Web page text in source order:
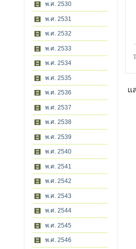
พ.ศ. 2530
พ.ศ. 2531
พ.ศ. 2532
พ.ศ. 2533
พ.ศ. 2534
พ.ศ. 2535
พ.ศ. 2536
พ.ศ. 2537
พ.ศ. 2538
พ.ศ. 2539
พ.ศ. 2540
พ.ศ. 2541
พ.ศ. 2542
พ.ศ. 2543
พ.ศ. 2544
พ.ศ. 2545
พ.ศ. 2546
แ